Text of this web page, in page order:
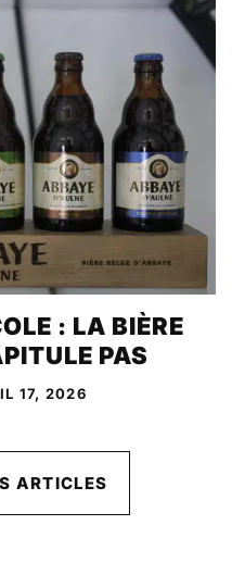
: LA BIÈRE
PAS
17, 2026
ARTICLES